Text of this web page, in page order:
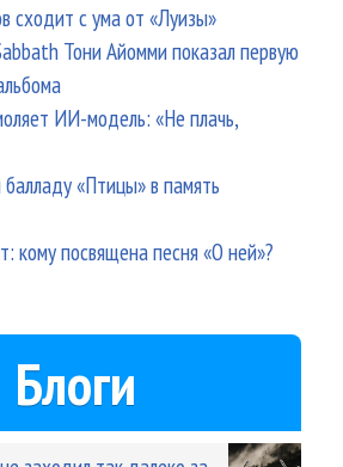
сходит с ума от «Луизы»
Тони Айомми показал первую
ИИ-модель: «Не плачь,
«Птицы» в память
кому посвящена песня «О ней»?
Блоги